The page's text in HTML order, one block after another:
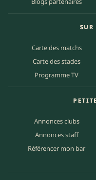
Carte des matchs
Carte des stades
Programme TV
Annonces clubs
Annonces staff
Référencer mon bar